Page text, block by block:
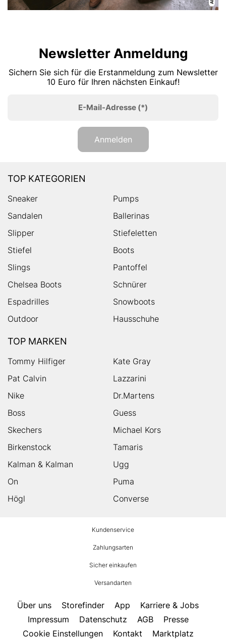
Newsletter Anmeldung
Sichern Sie sich für die Erstanmeldung zum Newsletter
10 Euro für Ihren nächsten Einkauf!
E-Mail-Adresse (*)
Anmelden
TOP KATEGORIEN
Sneaker
Pumps
Sandalen
Ballerinas
Slipper
Stiefeletten
Stiefel
Boots
Slings
Pantoffel
Chelsea Boots
Schnürer
Espadrilles
Snowboots
Outdoor
Hausschuhe
TOP MARKEN
Tommy Hilfiger
Kate Gray
Pat Calvin
Lazzarini
Nike
Dr.Martens
Boss
Guess
Skechers
Michael Kors
Birkenstock
Tamaris
Kalman & Kalman
Ugg
On
Puma
Högl
Converse
Kundenservice
Zahlungsarten
Sicher einkaufen
Versandarten
Über uns Storefinder App
Karriere & Jobs
Impressum
Datenschutz AGB
Presse
Cookie Einstellungen
Kontakt Marktplatz